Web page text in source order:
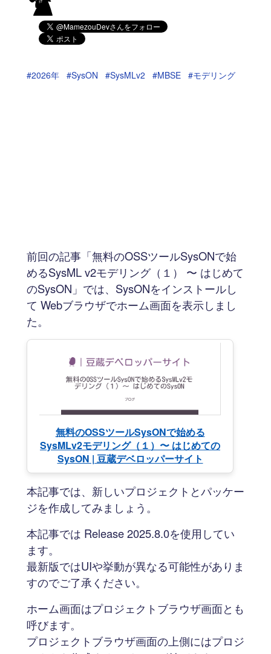
#2026年 #SysON #SysMLv2 #MBSE #モデリング
前回の記事「無料のOSSツールSysONで始
めるSysML v2モデリング（１） 〜 はじめて
のSysON」では、SysONをインストールし
て Webブラウザでホーム画面を表示しまし
た。
無料のOSSツールSysONで始める
SysMLv2モデリング（１）〜 はじめての
SysON | 豆蔵デベロッパーサイト
本記事では、新しいプロジェクトとパッケー
ジを作成してみましょう。
本記事では Release 2025.8.0を使用してい
ます。
最新版ではUIや挙動が異なる可能性がありま
すのでご了承ください。
ホーム画面はプロジェクトブラウザ画面とも
呼びます。
プロジェクトブラウザ画面の上側にはプロジ